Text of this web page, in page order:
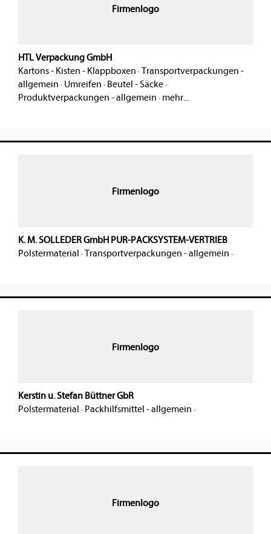
Firmenlogo
HTL Verpackung GmbH
Kartons - Kisten - Klappboxen ·Transportverpackungen -
allgemein · Umreifen · Beutel - Säcke·
Produktverpackungen - allgemein · mehr...
Firmenlogo
K. M. SOLLEDER GmbH PUR-PACKSYSTEM-VERTRIEB
Polstermaterial ·Transportverpackungen - allgemein ·
Firmenlogo
Kerstin u. Stefan Büttner GbR
Polstermaterial · Packhilfsmittel - allgemein ·
Firmenlogo